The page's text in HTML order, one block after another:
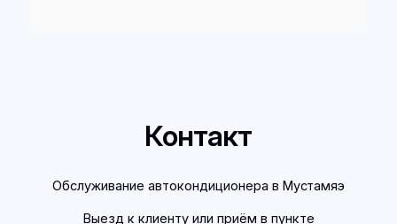
Контакт
Обслуживание автокондиционера в Мустамяэ
Выезд к клиенту или приём в пункте